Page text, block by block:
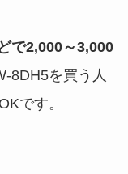
で2,000～3,000
8DH5を買う人
です。